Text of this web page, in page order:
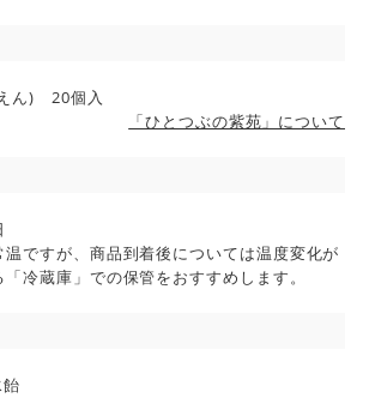
ん) 20個入
「ひとつぶの紫苑」について
ですが、商品到着後については温度変化が
冷蔵庫」での保管をおすすめします。